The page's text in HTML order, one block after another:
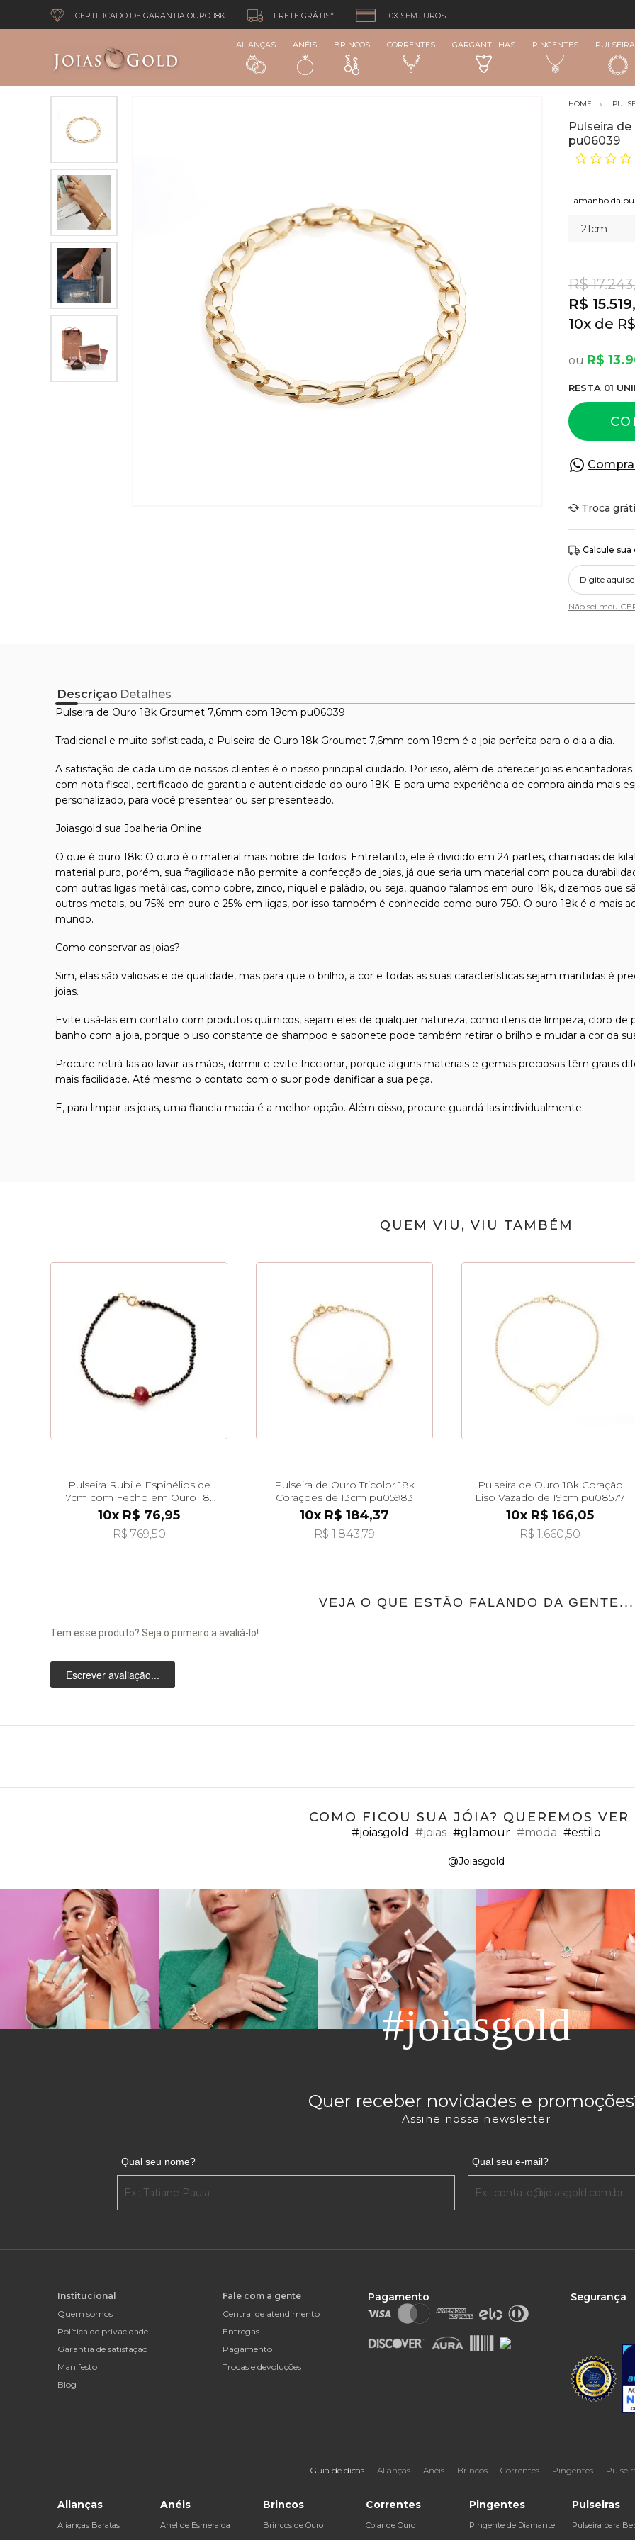
CERTIFICADO DE GARANTIA OURO 18K FRETE GRÁTIS* 10X SEM JUROS
ALIANÇAS ANÉIS BRINCOS CORRENTES GARGANTILHAS PINGENTES
Pulseira
pu06039
R$
R$
10x
R$
RESTA 01
Troca
Calcule
Não sei meu
Descrição Detalhes
Pulseira de Ouro 18k Groumet 7,6mm com 19cm pu06039
Tradicional e muito sofisticada, a Pulseira de Ouro 18k Groumet 7,6mm com 19cm é a joia perfeita para o dia a dia.
A satisfação de cada um de nossos clientes é o nosso principal cuidado. Por isso, além de oferecer joias
com nota fiscal, certificado de garantia e autenticidade do ouro 18K. E para uma experiência de compra ainda mais
personalizado, para você presentear ou ser presenteado.
Joiasgold sua Joalheria Online
O que é ouro 18k: O ouro é o material mais nobre de todos. Entretanto, ele é dividido em 24 partes, chamadas de
material puro, porém, sua fragilidade não permite a confecção de joias, já que seria um material com pouca
com outras ligas metálicas, como cobre, zinco, níquel e paládio, ou seja, quando falamos em ouro 18k, dizemos que
outros metais, ou 75% em ouro e 25% em ligas, por isso também é conhecido como ouro 750. O ouro 18k é o mais
mundo.
Como conservar as joias?
Sim, elas são valiosas e de qualidade, mas para que o brilho, a cor e todas as suas características sejam mantidas é
joias.
Evite usá-las em contato com produtos químicos, sejam eles de qualquer natureza, como itens de limpeza, cloro de
banho com a joia, porque o uso constante de shampoo e sabonete pode também retirar o brilho e mudar a cor da
Procure retirá-las ao lavar as mãos, dormir e evite friccionar, porque alguns materiais e gemas preciosas têm graus
mais facilidade. Até mesmo o contato com o suor pode danificar a sua peça.
E, para limpar as joias, uma flanela macia é a melhor opção. Além disso, procure guardá-las individualmente.
QUEM VIU, VIU TAMBÉM
Pulseira Rubi e Espinélios de
17cm com Fecho em Ouro 18k
pu08640
10x R$ 76,95
R$ 769,50
Pulseira de Ouro Tricolor 18k
Corações de 13cm pu05983
10x R$ 184,37
R$ 1.843,79
Pulseira de Ouro 18k Coração
Liso Vazado de 19cm pu08577
10x R$ 166,05
R$ 1.660,50
VEJA O QUE ESTÃO FALANDO DA GENTE...
Tem esse produto? Seja o primeiro a avaliá-lo!
Escrever avaliação...
COMO FICOU SUA JÓIA? QUEREMOS VER
#joiasgold #joias #glamour #moda #estilo
@Joiasgold
#joiasgold
Quer receber novidades e
Assine nossa newsletter
Qual seu nome? Qual seu e-mail?
Institucional
Quem somos
Política de privacidade
Garantia de satisfação
Manifesto
Blog
Fale com a gente
Central de atendimento
Entregas
Pagamento
Trocas e devoluções
Pagamento Segurança
Guia de dicas Alianças Anéis Brincos Correntes Pingentes
Alianças
Alianças Baratas
Anéis
Anel de Esmeralda
Brincos
Brincos de Ouro
Correntes
Colar de Ouro
Pingentes
Pingente de Diamante
Pulseiras
Pulseira para